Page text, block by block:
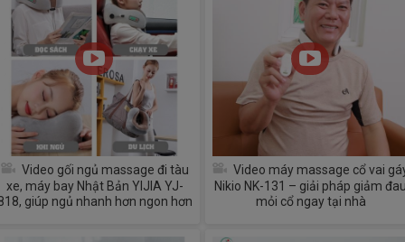
Video gối ngủ massage đi tàu
xe, máy bay Nhật Bản YIJIA YJ-
giúp ngủ nhanh hơn ngon hơn
Video máy massage cổ vai
Nikio NK-131 – giải pháp giảm
mỏi cổ ngay tại nhà